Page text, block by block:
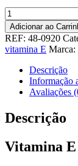
Quantidade
de
Vitamina
E
Liquida
23000ui
Adicionar ao
REF: 48-0920
vitamina E Marca:
Descrição
Informação
Avaliações
Descrição
Vitamina